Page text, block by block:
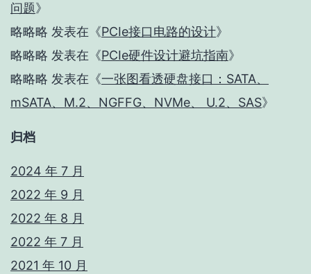
问题》
略略略 发表在《PCIe接口电路的设计》
略略略 发表在《PCIe硬件设计避坑指南》
略略略 发表在《一张图看透硬盘接口：SATA、
mSATA、M.2、NGFFG、NVMe、 U.2、SAS》
归档
2024 年 7 月
2022 年 9 月
2022 年 8 月
2022 年 7 月
2021 年 10 月